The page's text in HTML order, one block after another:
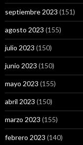
septiembre 2023 (151)
agosto 2023 (155)
julio 2023 (150)
junio 2023 (150)
mayo 2023 (155)
abril 2023 (150)
marzo 2023 (155)
febrero 2023 (140)